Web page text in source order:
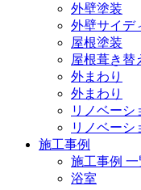
外壁塗装
外壁サイデ
屋根塗装
屋根葺き替
外まわり
外まわり
リノベーシ
リノベーシ
施工事例
施工事例 一
浴室